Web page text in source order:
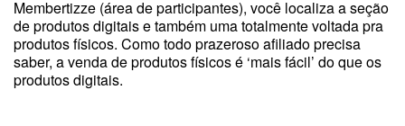
Membertizze (área de participantes), você localiza a seção
de produtos digitais e também uma totalmente voltada pra
produtos físicos. Como todo prazeroso afiliado precisa
saber, a venda de produtos físicos é ‘mais fácil’ do que os
produtos digitais.